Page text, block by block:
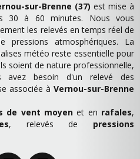
sur-Brenne (37) est mise à
30 à 60 minutes. Nous vous
les relevés en temps réel de
atmosphériques. La
météo reste essentielle pour
soient de nature professionnelle,
avez besoin d'un relevé des
associée à Vernou-sur-Brenne
de vent moyen et en rafales,
, relevés de pressions